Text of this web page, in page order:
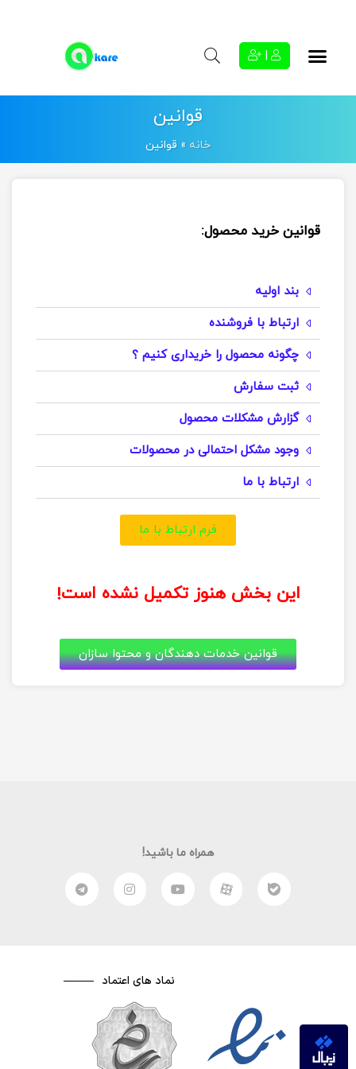
قوانین
خانه » قوانین
قوانین خرید محصول:
بند اولیه
ارتباط با فروشنده
چگونه محصول را خریداری کنیم ؟
ثبت سفارش
گزارش مشکلات محصول
وجود مشکل احتمالی در محصولات
ارتباط با ما
فرم ارتباط با ما
این بخش هنوز تکمیل نشده است!
قوانین خدمات دهندگان و محتوا سازان
همراه ما باشید!
نماد های اعتماد